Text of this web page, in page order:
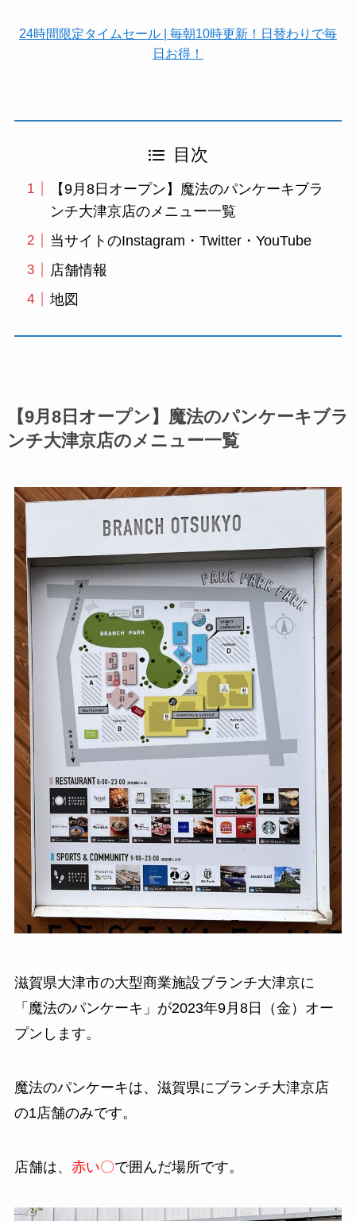
24時間限定タイムセール | 毎朝10時更新！日替わりで毎
日お得！
目次
【9月8日オープン】魔法のパンケーキブラ
ンチ大津京店のメニュー一覧
当サイトのInstagram・Twitter・YouTube
店舗情報
地図
【9月8日オープン】魔法のパンケーキブラ
ンチ大津京店のメニュー一覧
滋賀県大津市の大型商業施設ブランチ大津京に
「魔法のパンケーキ」が2023年9月8日（金）オー
プンします。
魔法のパンケーキは、滋賀県にブランチ大津京店
の1店舗のみです。
店舗は、 赤い〇で囲んだ場所です。